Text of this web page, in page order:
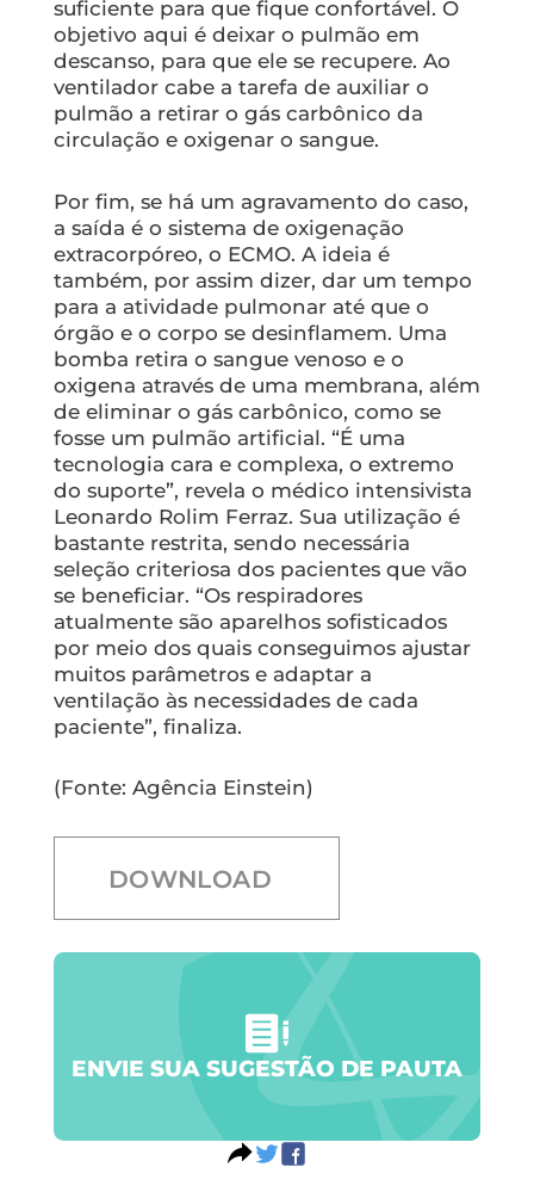
suficiente para que fique confortável. O
objetivo aqui é deixar o pulmão em
descanso, para que ele se recupere. Ao
ventilador cabe a tarefa de auxiliar o
pulmão a retirar o gás carbônico da
circulação e oxigenar o sangue.
Por fim, se há um agravamento do caso,
a saída é o sistema de oxigenação
extracorpóreo, o ECMO. A ideia é
também, por assim dizer, dar um tempo
para a atividade pulmonar até que o
órgão e o corpo se desinflamem. Uma
bomba retira o sangue venoso e o
oxigena através de uma membrana, além
de eliminar o gás carbônico, como se
fosse um pulmão artificial. “É uma
tecnologia cara e complexa, o extremo
do suporte”, revela o médico intensivista
Leonardo Rolim Ferraz. Sua utilização é
bastante restrita, sendo necessária
seleção criteriosa dos pacientes que vão
se beneficiar. “Os respiradores
atualmente são aparelhos sofisticados
por meio dos quais conseguimos ajustar
muitos parâmetros e adaptar a
ventilação às necessidades de cada
paciente”, finaliza.
(Fonte: Agência Einstein)
DOWNLOAD
ENVIE SUA SUGESTÃO DE PAUTA